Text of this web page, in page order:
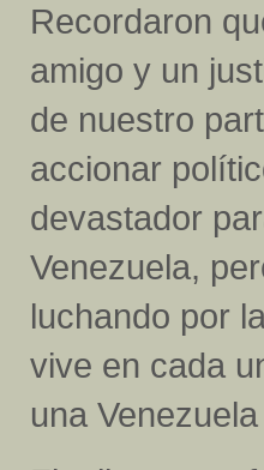
Recordaron
amigo y un
de nuestro
accionar
devastador
Venezuela,
luchando por
vive en cada
una